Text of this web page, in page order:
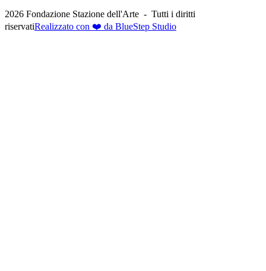
2026 Fondazione Stazione dell'Arte - Tutti i diritti
riservatiRealizzato con ❤️ da BlueStep Studio